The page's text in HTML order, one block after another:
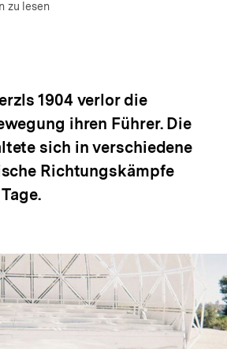
öffnen
zu lesen
1904 verlor die
ihren Führer. Die
sich in verschiedene
Richtungskämpfe